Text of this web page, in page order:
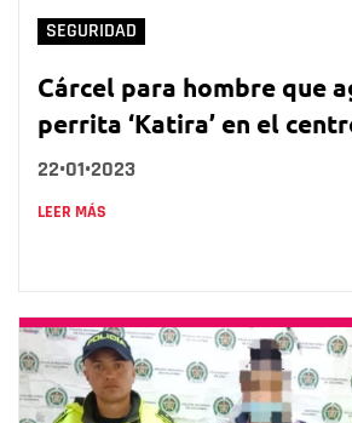
SEGURIDAD
Cárcel para hombre que
perrita ‘Katira’ en el
22•01•2023
LEER MÁS